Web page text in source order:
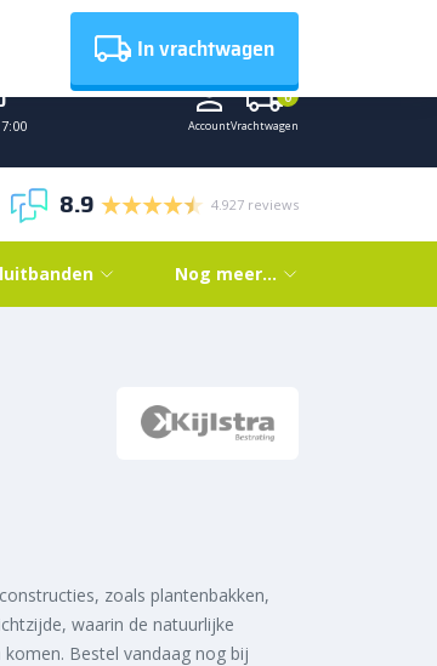
AccountVrachtwagen
0
8.9 4.927 reviews
Nog meer…
zoals plantenbakken,
waarin de natuurlijke
Bestel vandaag nog bij
In vrachtwagen